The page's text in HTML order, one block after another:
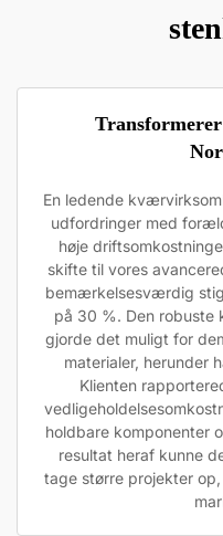
En ledende
udfordringer med
høje
skifte til vores
bemærkelsesværdig
på 30 %. Den robuste
gjorde det muligt for
materialer, herunder
Klienten
holdbare komponenter
resultat heraf kunne
tage større projekter